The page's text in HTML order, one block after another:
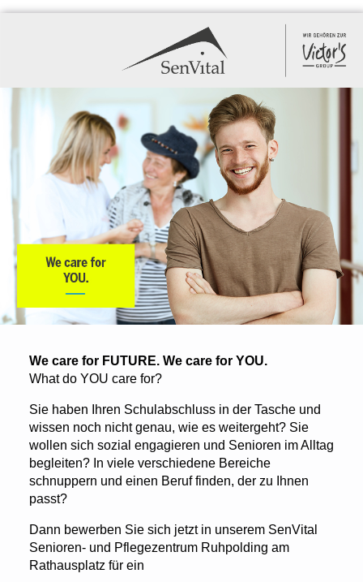
We care for FUTURE. We care for YOU.
What do YOU care for?
Sie haben Ihren Schulabschluss in der Tasche und
wissen noch nicht genau, wie es weitergeht? Sie
wollen sich sozial engagieren und Senioren im Alltag
begleiten? In viele verschiedene Bereiche
schnuppern und einen Beruf finden, der zu Ihnen
passt?
Dann bewerben Sie sich jetzt in unserem SenVital
Senioren- und Pflegezentrum Ruhpolding am
Rathausplatz für ein